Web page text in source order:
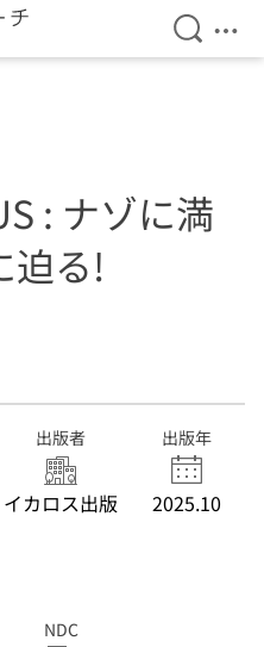
検索を
メ
: ナゾに満
迫る!
出版者
イカロス出版
出版年
2025.10
NDC